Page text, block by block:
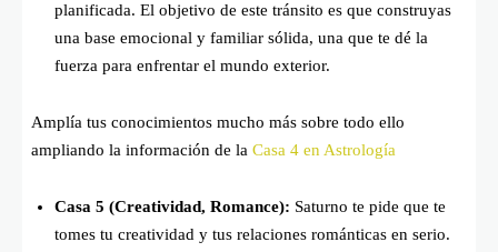
planificada. El objetivo de este tránsito es que construyas
una base emocional y familiar sólida, una que te dé la
fuerza para enfrentar el mundo exterior.
Amplía tus conocimientos mucho más sobre todo ello
ampliando la información de la Casa 4 en Astrología
Casa 5 (Creatividad, Romance): Saturno te pide que te
tomes tu creatividad y tus relaciones románticas en serio.